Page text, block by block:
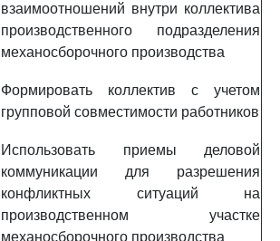
взаимоотношений внутри коллектива
производственного подразделения
механосборочного производства
Формировать коллектив с учетом
групповой совместимости работников
Использовать приемы деловой
коммуникации для разрешения
конфликтных ситуаций на
производственном участке
механосборочного производства